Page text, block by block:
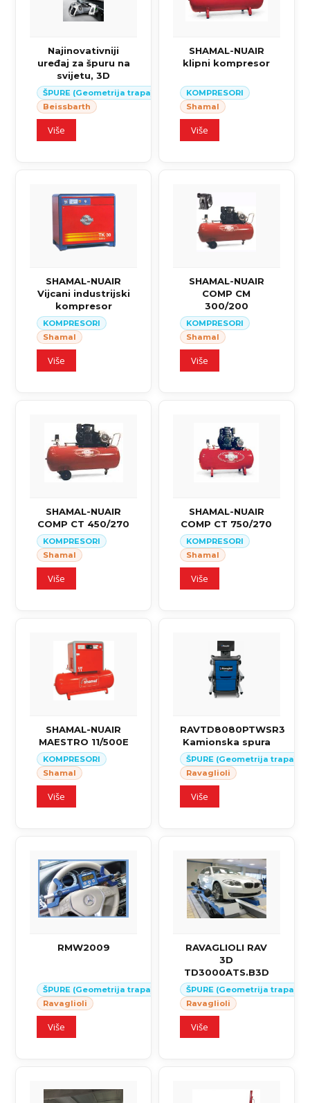
Najinovativniji
uređaj za špuru na
svijetu, 3D
ŠPURE (Geometrija trapa)
Beissbarth
Više
SHAMAL-NUAIR
klipni kompresor
KOMPRESORI
Shamal
Više
SHAMAL-NUAIR
Vijcani industrijski
kompresor
KOMPRESORI
Shamal
Više
SHAMAL-NUAIR
COMP CM
300/200
KOMPRESORI
Shamal
Više
SHAMAL-NUAIR
COMP CT 450/270
KOMPRESORI
Shamal
Više
SHAMAL-NUAIR
COMP CT 750/270
KOMPRESORI
Shamal
Više
SHAMAL-NUAIR
MAESTRO 11/500E
KOMPRESORI
Shamal
Više
RAVTD8080PTWSR3
Kamionska spura
ŠPURE (Geometrija trapa)
Ravaglioli
Više
RMW2009
ŠPURE (Geometrija trapa)
Ravaglioli
Više
RAVAGLIOLI RAV
3D
TD3000ATS.B3D
ŠPURE (Geometrija trapa)
Ravaglioli
Više